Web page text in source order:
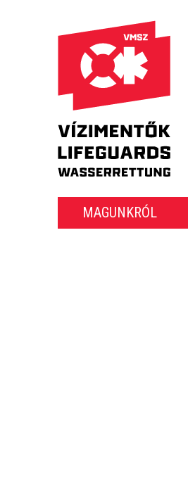
MAGUNKRÓL